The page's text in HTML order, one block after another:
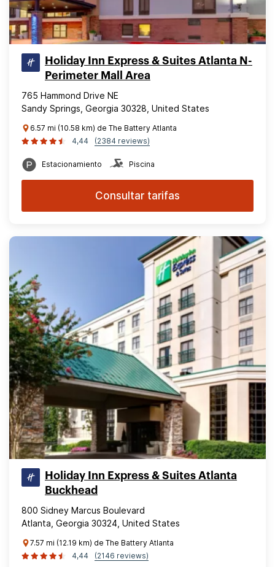
Holiday Inn Express & Suites Atlanta N-
Perimeter Mall Area
765 Hammond Drive NE
Sandy Springs, Georgia 30328, United States
6.57 mi (10.58 km) de The Battery Atlanta
4,44
(2384 reviews)
Estacionamiento Piscina
Consultar tarifas
Holiday Inn Express & Suites Atlanta
Buckhead
800 Sidney Marcus Boulevard
Atlanta, Georgia 30324, United States
7.57 mi (12.19 km) de The Battery Atlanta
4,44
(2146 reviews)